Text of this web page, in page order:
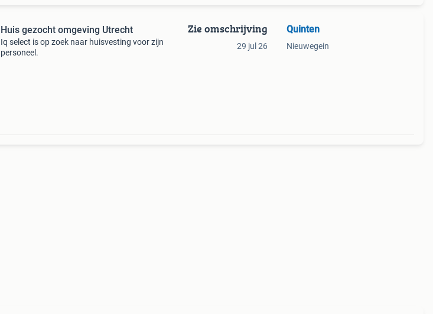
Huis gezocht omgeving Utrecht
Iq select is op zoek naar huisvesting voor zijn
personeel.
Zie omschrijving
29 jul 26
Quinten
Nieuwegein